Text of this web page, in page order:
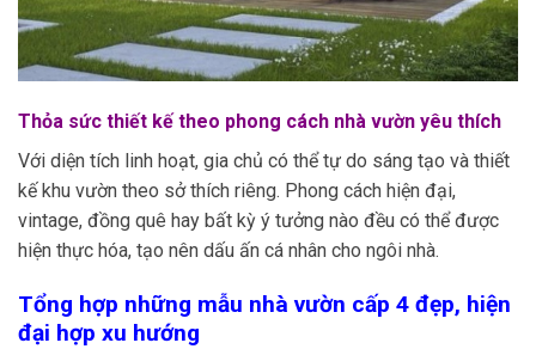
Thỏa sức thiết kế theo phong cách nhà vườn yêu thích
Với diện tích linh hoạt, gia chủ có thể tự do sáng tạo và thiết
kế khu vườn theo sở thích riêng. Phong cách hiện đại,
vintage, đồng quê hay bất kỳ ý tưởng nào đều có thể được
hiện thực hóa, tạo nên dấu ấn cá nhân cho ngôi nhà.
Tổng hợp những mẫu nhà vườn cấp 4 đẹp, hiện
đại hợp xu hướng